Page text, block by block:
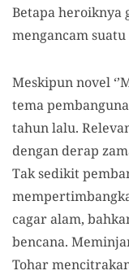
Betapa heroiknya
mengancam suatu
Meskipun novel
tema
tahun lalu.
dengan derap
Tak sedikit
cagar alam,
bencana.
Tohar